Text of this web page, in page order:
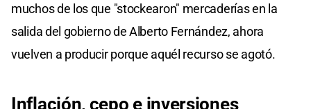
muchos de los que "stockearon" mercaderías en la
salida del gobierno de Alberto Fernández, ahora
vuelven a producir porque aquél recurso se agotó.
Inflación, cepo e inversiones